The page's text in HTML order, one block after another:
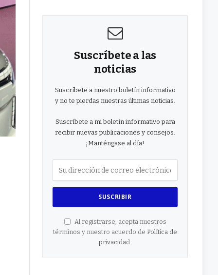
Suscríbete a las
noticias
Suscríbete a nuestro boletín informativo
y no te pierdas nuestras últimas noticias.
Suscríbete a mi boletín informativo para
recibir nuevas publicaciones y consejos.
¡Manténgase al día!
Al registrarse, acepta nuestros
términos y nuestro acuerdo de Política de
privacidad.